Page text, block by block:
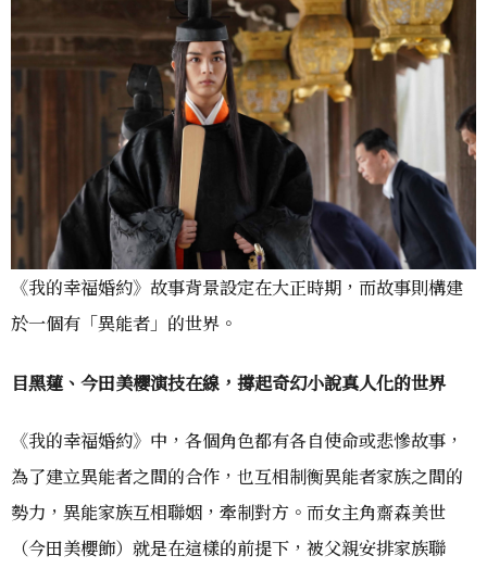
《我的幸福婚約》故事背景設定在大正時期，而故事則構建
於一個有「異能者」的世界。
目黑蓮、今田美櫻演技在線，撐起奇幻小說真人化的世界
《我的幸福婚約》中，各個角色都有各自使命或悲慘故事，
為了建立異能者之間的合作，也互相制衡異能者家族之間的
勢力，異能家族互相聯姻，牽制對方。而女主角齋森美世
（今田美櫻飾）就是在這樣的前提下，被父親安排家族聯